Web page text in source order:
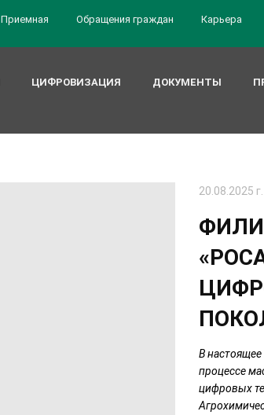
Приемная Обращения граждан Карьера
ЦИФРОВИЗАЦИЯ ДОКУМЕНТЫ
20.08.2025 г.
В настоящее
процессе
цифровых